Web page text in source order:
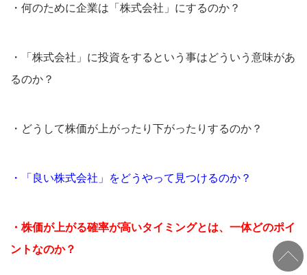
・何のために企業は「株式会社」にするのか？
・「株式会社」に投資をするという事はどういう意味があ
るのか？
・どうして株価が上がったり下がったりするのか？
・「良い株式会社」をどうやって見つけるのか？
・株価が上がる確率が高いタイミングとは、一体どのポイ
ントなのか？